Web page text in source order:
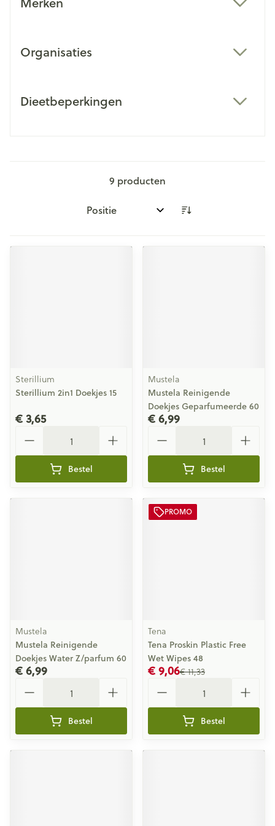
Organisaties
Dieetbeperkingen
9 producten
Sorteer op:
Sterillium
Sterillium 2in1 Doekjes 15
€ 3,65
Bestel
Mustela
Mustela Reinigende
Doekjes Geparfumeerde 60
€ 6,99
Bestel
Mustela
Mustela Reinigende
Doekjes Water Z/parfum 60
€ 6,99
Bestel
PROMO
Tena
Tena Proskin Plastic Free
Wet Wipes 48
€ 11,33
€ 9,06
Bestel